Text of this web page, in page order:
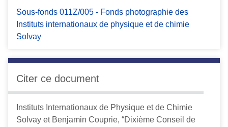
Sous-fonds 011Z/005 - Fonds photographie des
Instituts internationaux de physique et de chimie
Solvay
Citer ce document
Instituts Internationaux de Physique et de Chimie
Solvay et Benjamin Couprie, “Dixième Conseil de